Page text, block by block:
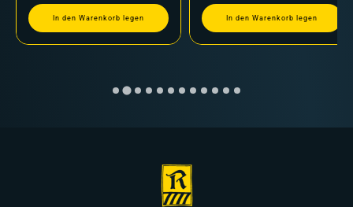
In den Warenkorb legen In den Warenkorb legen